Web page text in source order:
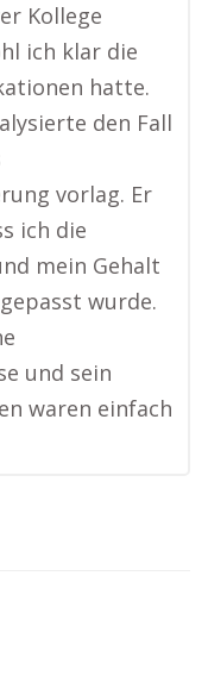
Kollege
ich klar die
hatte.
den Fall
vorlag. Er
ich die
mein Gehalt
wurde.
und sein
waren einfach